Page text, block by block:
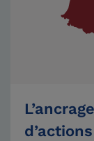
d’actions